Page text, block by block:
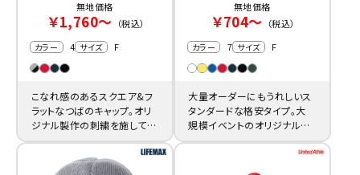
無地価格
￥1,760～ （税込）
カラー 4 サイズ F
こなれ感のあるスクエア&フ
ラットなつばのキャップ。オリ
ジナル製作の刺繍を施してア
無地価格
￥704～ （税込）
カラー 7 サイズ F
大量オーダーにもうれしいス
タンダードな格安タイプ。大
規模イベントのオリジナルキ